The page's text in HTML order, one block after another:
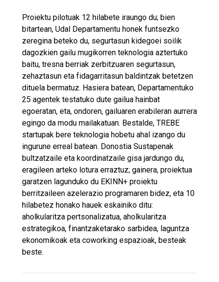
Proiektu pilotuak 12 hilabete iraungo du; bien
bitartean, Udal Departamentu honek funtsezko
zeregina beteko du, segurtasun kidegoei soilik
dagozkien gailu mugikorren teknologia aztertuko
baitu, tresna berriak zerbitzuaren segurtasun,
zehaztasun eta fidagarritasun baldintzak betetzen
dituela bermatuz. Hasiera batean, Departamentuko
25 agentek testatuko dute gailua hainbat
egoeratan, eta, ondoren, gailuaren erabileran aurrera
egingo da modu mailakatuan. Bestalde, TREBE
startupak bere teknologia hobetu ahal izango du
ingurune erreal batean. Donostia Sustapenak
bultzatzaile eta koordinatzaile gisa jardungo du,
eragileen arteko lotura erraztuz; gainera, proiektua
garatzen lagunduko du EKINN+ proiektu
berritzaileen azelerazio programaren bidez, eta 10
hilabetez honako hauek eskainiko ditu:
aholkularitza pertsonalizatua, aholkularitza
estrategikoa, finantzaketarako sarbidea, laguntza
ekonomikoak eta coworking espazioak, besteak
beste.